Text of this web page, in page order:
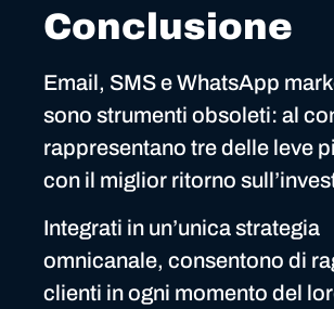
Conclusione
Email, SMS e WhatsApp
sono strumenti obsoleti: al
rappresentano tre delle leve
con il miglior ritorno
Integrati in un’unica strategia
omnicanale, consentono di
clienti in ogni momento del